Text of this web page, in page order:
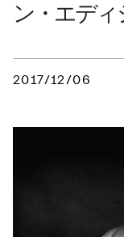
ン・エデ
2017/12/06